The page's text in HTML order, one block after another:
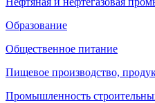
Образование
Общественное питание
Пищевое производство,
Промышленность